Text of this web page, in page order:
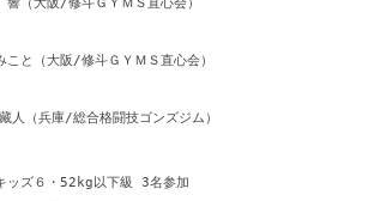
（大阪/修斗ＧＹＭＳ直心会）
兵庫/総合格闘技ゴンズジム）
ッズ６・52kg以下級 3名参加